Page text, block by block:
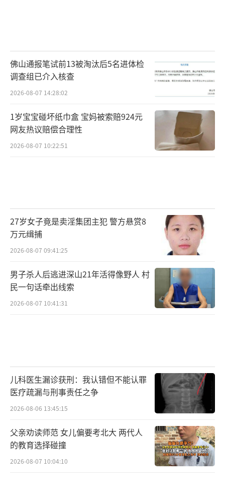
佛山通报笔试前13被淘汰后5名进体检
调查组已介入核查
2026-08-07 14:28:02
1岁宝宝碰坏纸巾盒 宝妈被索赔924元
网友热议赔偿合理性
2026-08-07 10:22:51
27岁女子竟是卖淫集团主犯 警方悬赏8
万元缉捕
2026-08-07 09:41:25
男子杀人后逃进深山21年活得像野人 村
民一句话牵出线索
2026-08-07 10:41:31
儿科医生漏诊获刑：我认错但不能认罪
医疗疏漏与刑事责任之争
2026-08-06 13:45:15
父亲劝读师范 女儿偏要考北大 两代人
的教育选择碰撞
2026-08-07 10:04:10